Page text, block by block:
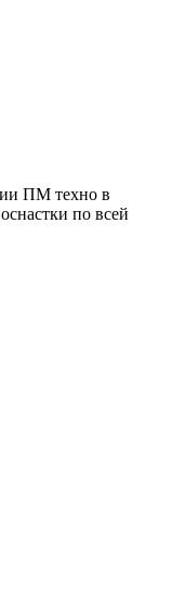
ПМ техно в
по всей